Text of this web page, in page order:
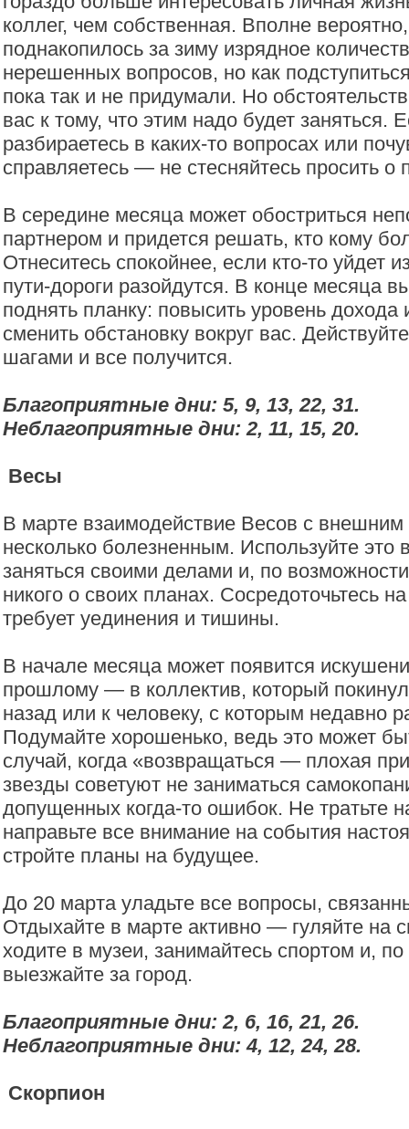
коллег, чем собственная. Вполне
поднакопилось за зиму изрядное
нерешенных вопросов, но как
пока так и не придумали. Но
вас к тому, что этим надо будет заняться.
разбираетесь в каких-то вопросах или
справляетесь — не стесняйтесь просить
В середине месяца может обостриться
партнером и придется решать, кто кому
Отнеситесь спокойнее, если кто-то уйдет
пути-дороги разойдутся. В конце месяца
поднять планку: повысить уровень дохода
сменить обстановку вокруг вас.
шагами и все получится.
Благоприятные дни: 5, 9, 13, 22, 31.
Неблагоприятные дни: 2, 11, 15, 20.
Весы
В марте взаимодействие Весов с
несколько болезненным. Используйте это
заняться своими делами и, по
никого о своих планах. Сосредоточьтесь
требует уединения и тишины.
В начале месяца может появится
прошлому — в коллектив, который
назад или к человеку, с которым недавно
Подумайте хорошенько, ведь это может
случай, когда «возвращаться — плохая
звезды советуют не заниматься
допущенных когда-то ошибок. Не тратьте
направьте все внимание на события
стройте планы на будущее.
До 20 марта уладьте все вопросы,
Отдыхайте в марте активно — гуляйте на
ходите в музеи, занимайтесь спортом и,
выезжайте за город.
Благоприятные дни: 2, 6, 16, 21, 26.
Неблагоприятные дни: 4, 12, 24, 28.
Скорпион